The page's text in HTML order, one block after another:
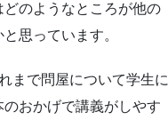
のようなところが他の
思っています。
まで問屋について学生に
おかげで講義がしやす